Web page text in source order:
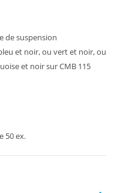
de suspension
et noir, ou vert et noir, ou
et noir sur CMB 115
50 ex.